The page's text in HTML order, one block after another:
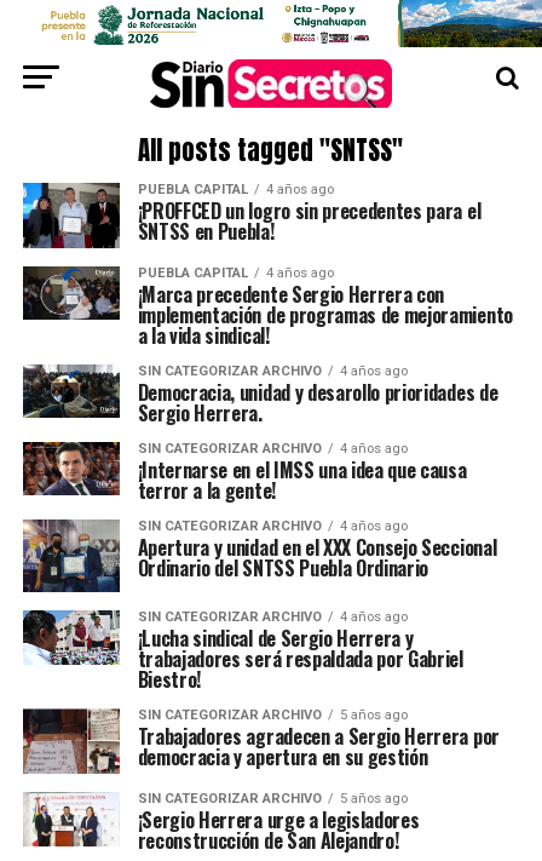
All posts tagged "SNTSS"
PUEBLA CAPITAL 4 años ago
¡PROFFCED un logro sin precedentes para el
SNTSS en Puebla!
PUEBLA CAPITAL 4 años ago
¡Marca precedente Sergio Herrera con
implementación de programas de mejoramiento
a la vida sindical!
SIN CATEGORIZAR ARCHIVO 4 años ago
Democracia, unidad y desarollo prioridades de
Sergio Herrera.
SIN CATEGORIZAR ARCHIVO 4 años ago
¡Internarse en el IMSS una idea que causa
terror a la gente!
SIN CATEGORIZAR ARCHIVO 4 años ago
Apertura y unidad en el XXX Consejo Seccional
Ordinario del SNTSS Puebla Ordinario
SIN CATEGORIZAR ARCHIVO 4 años ago
¡Lucha sindical de Sergio Herrera y
trabajadores será respaldada por Gabriel
Biestro!
SIN CATEGORIZAR ARCHIVO 5 años ago
Trabajadores agradecen a Sergio Herrera por
democracia y apertura en su gestión
SIN CATEGORIZAR ARCHIVO 5 años ago
¡Sergio Herrera urge a legisladores
reconstrucción de San Alejandro!